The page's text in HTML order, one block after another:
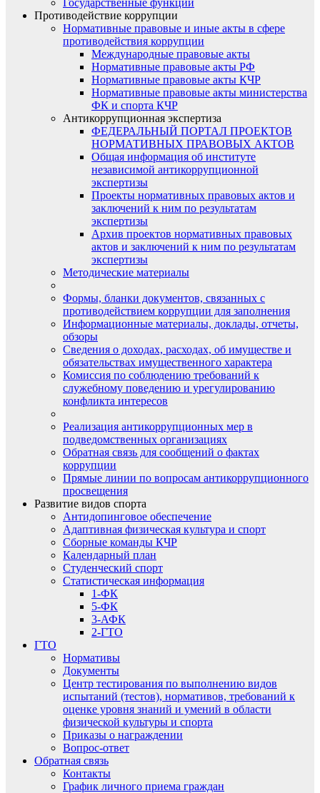
Государственные функции
Противодействие коррупции
Нормативные правовые и иные акты в сфере
противодействия коррупции
Международные правовые акты
Нормативные правовые акты РФ
Нормативные правовые акты КЧР
Нормативные правовые акты министерства
ФК и спорта КЧР
Антикоррупционная экспертиза
ФЕДЕРАЛЬНЫЙ ПОРТАЛ ПРОЕКТОВ
НОРМАТИВНЫХ ПРАВОВЫХ АКТОВ
Общая информация об институте
независимой антикоррупционной
экспертизы
Проекты нормативных правовых актов и
заключений к ним по результатам
экспертизы
Архив проектов нормативных правовых
актов и заключений к ним по результатам
экспертизы
Методические материалы
Формы, бланки документов, связанных с
противодействием коррупции для заполнения
Информационные материалы, доклады, отчеты,
обзоры
Сведения о доходах, расходах, об имуществе и
обязательствах имущественного характера
Комиссия по соблюдению требований к
служебному поведению и урегулированию
конфликта интересов
Реализация антикоррупционных мер в
подведомственных организациях
Обратная связь для сообщений о фактах
коррупции
Прямые линии по вопросам антикоррупционного
просвещения
Развитие видов спорта
Антидопинговое обеспечение
Адаптивная физическая культура и спорт
Сборные команды КЧР
Календарный план
Студенческий спорт
Статистическая информация
1-ФК
5-ФК
3-АФК
2-ГТО
ГТО
Нормативы
Документы
Центр тестирования по выполнению видов
испытаний (тестов), нормативов, требований к
оценке уровня знаний и умений в области
физической культуры и спорта
Приказы о награждении
Вопрос-ответ
Обратная связь
Контакты
График личного приема граждан